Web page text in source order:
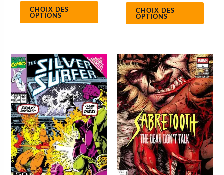
CHOIX DES
OPTIONS
CHOIX DES
OPTIONS
Ce
produit
a
plusieurs
variations.
Les
options
peuvent
être
Ce
a
Les
être